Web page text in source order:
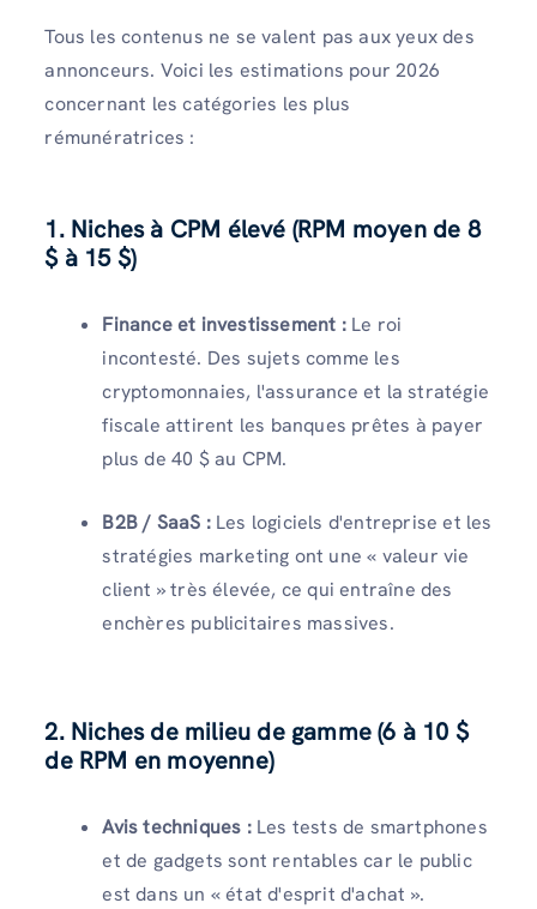
Tous les contenus ne se valent pas aux yeux des
annonceurs. Voici les estimations pour 2026
concernant les catégories les plus
rémunératrices :
1. Niches à CPM élevé (RPM moyen de 8
$ à 15 $)
Finance et investissement :Le roi
incontesté. Des sujets comme les
cryptomonnaies, l'assurance et la stratégie
fiscale attirent les banques prêtes à payer
plus de 40 $ au CPM.
B2B / SaaS :Les logiciels d'entreprise et les
stratégies marketing ont une « valeur vie
client » très élevée, ce qui entraîne des
enchères publicitaires massives.
2. Niches de milieu de gamme (6 à 10 $
de RPM en moyenne)
Avis techniques :Les tests de smartphones
et de gadgets sont rentables car le public
est dans un « état d'esprit d'achat ».